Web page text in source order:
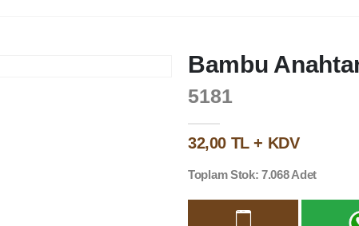
Bambu
5181
32,00 TL + KDV
Toplam Stok: 7.068 Adet